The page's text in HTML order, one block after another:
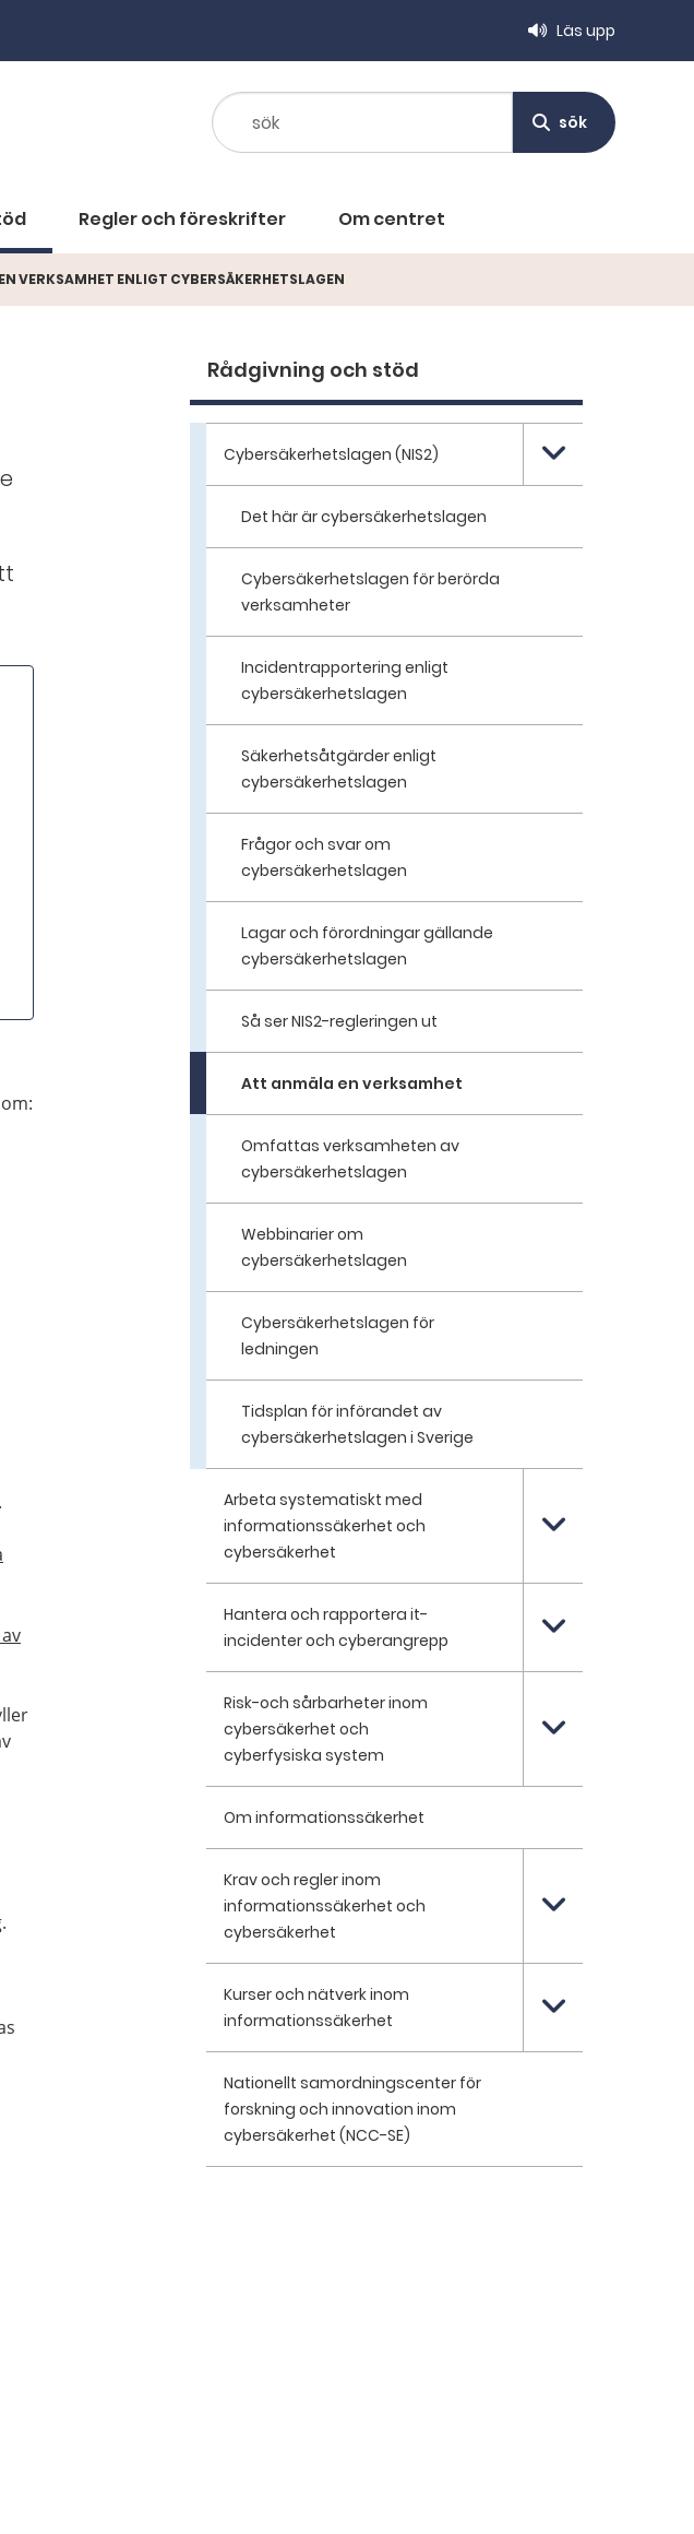
Läs upp
sök
sök
Regler och föreskrifter Om centret
VERKSAMHET ENLIGT CYBERSÄKERHETSLAGEN
Rådgivning och stöd
Cybersäkerhetslagen (NIS2)
Det här är cybersäkerhetslagen
Cybersäkerhetslagen för berörda
verksamheter
Incidentrapportering enligt
cybersäkerhetslagen
Säkerhetsåtgärder enligt
cybersäkerhetslagen
Frågor och svar om
cybersäkerhetslagen
Lagar och förordningar gällande
cybersäkerhetslagen
Så ser NIS2-regleringen ut
Att anmäla en verksamhet
Omfattas verksamheten av
cybersäkerhetslagen
Webbinarier om
cybersäkerhetslagen
Cybersäkerhetslagen för
ledningen
Tidsplan för införandet av
cybersäkerhetslagen i Sverige
Arbeta systematiskt med
informationssäkerhet och
cybersäkerhet
Hantera och rapportera it-
incidenter och cyberangrepp
Risk-och sårbarheter inom
cybersäkerhet och
cyberfysiska system
Om informationssäkerhet
Krav och regler inom
informationssäkerhet och
cybersäkerhet
Kurser och nätverk inom
informationssäkerhet
Nationellt samordningscenter för
forskning och innovation inom
cybersäkerhet (NCC-SE)